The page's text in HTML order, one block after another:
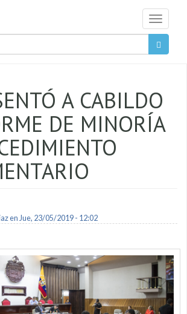
Toggle
A CABILDO
DE MINORÍA
en Jue, 23/05/2019 - 12:02